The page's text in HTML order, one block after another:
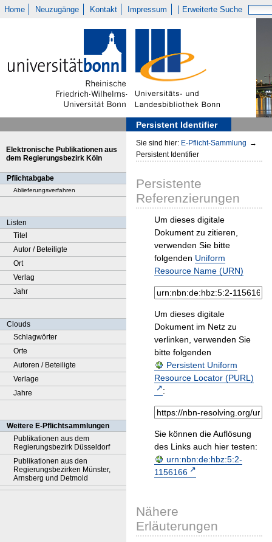
Home Neuzugänge Kontakt Impressum Erweiterte Suche
Persistent Identifier
Elektronische Publikationen aus
dem Regierungsbezirk Köln
Pflichtabgabe
Ablieferungsverfahren
Listen
Titel
Autor / Beteiligte
Ort
Verlag
Jahr
Clouds
Schlagwörter
Orte
Autoren / Beteiligte
Verlage
Jahre
Weitere E-Pflichtsammlungen
Publikationen aus dem
Regierungsbezirk Düsseldorf
Publikationen aus den
Regierungsbezirken Münster,
Arnsberg und Detmold
Sie sind hier: E-Pflicht-Sammlung →
Persistent Identifier
Persistente
Referenzierungen
Um dieses digitale
Dokument zu zitieren,
verwenden Sie bitte
folgenden Uniform
Resource Name (URN)
Um dieses digitale
Dokument im Netz zu
verlinken, verwenden Sie
bitte folgenden
Persistent Uniform
Resource Locator (PURL)
:
Sie können die Auflösung
des Links auch hier testen:
urn:nbn:de:hbz:5:2-
1156166
Nähere
Erläuterungen